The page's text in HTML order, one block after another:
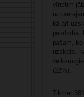
vīrietim
kā arī
palīdzība,
pašam,
uzskats,
(22%).
Tikmēr